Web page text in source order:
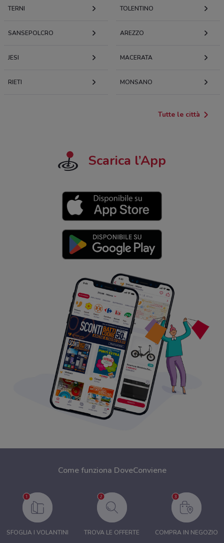
TERNI TOLENTINO
SANSEPOLCRO AREZZO
JESI MACERATA
RIETI MONSANO
Tutte le città
Scarica l’App
Come funziona DoveConviene
SFOGLIA I VOLANTINI TROVA LE OFFERTE COMPRA IN NEGOZIO